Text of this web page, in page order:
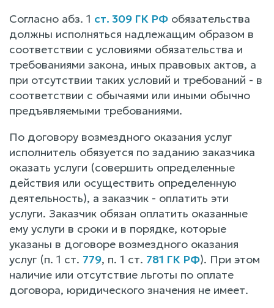
Согласно абз. 1 ст. 309 ГК РФ обязательства
должны исполняться надлежащим образом в
соответствии с условиями обязательства и
требованиями закона, иных правовых актов, а
при отсутствии таких условий и требований - в
соответствии с обычаями или иными обычно
предъявляемыми требованиями.
По договору возмездного оказания услуг
исполнитель обязуется по заданию заказчика
оказать услуги (совершить определенные
действия или осуществить определенную
деятельность), а заказчик - оплатить эти
услуги. Заказчик обязан оплатить оказанные
ему услуги в сроки и в порядке, которые
указаны в договоре возмездного оказания
услуг (п. 1 ст. 779, п. 1 ст. 781 ГК РФ). При этом
наличие или отсутствие льготы по оплате
договора, юридического значения не имеет.